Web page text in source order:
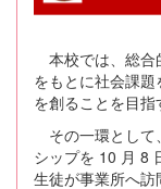
本校では、総合
をもとに社会課
を創ることを目指
その一環として
シップを 10 月 8
生徒が事業所へ